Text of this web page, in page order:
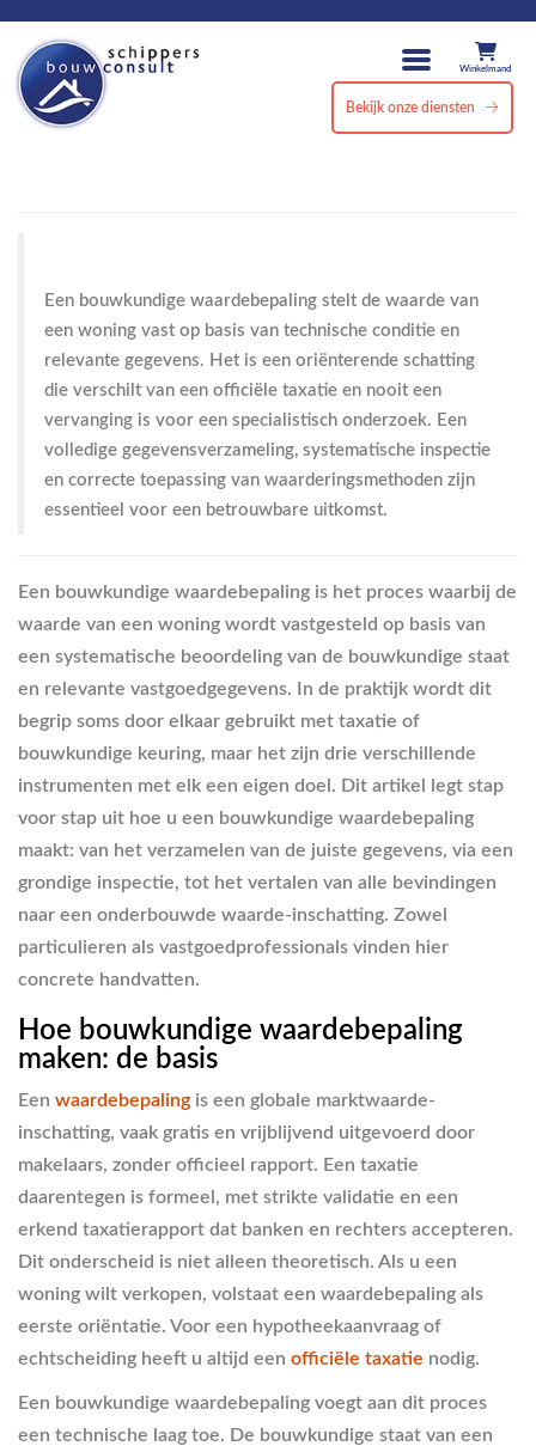
Winkelmand
Bekijk onze diensten
Een bouwkundige waardebepaling stelt de waarde van
een woning vast op basis van technische conditie en
relevante gegevens. Het is een oriënterende schatting
die verschilt van een officiële taxatie en nooit een
vervanging is voor een specialistisch onderzoek. Een
volledige gegevensverzameling, systematische inspectie
en correcte toepassing van waarderingsmethoden zijn
essentieel voor een betrouwbare uitkomst.
Een bouwkundige waardebepaling is het proces waarbij de
waarde van een woning wordt vastgesteld op basis van
een systematische beoordeling van de bouwkundige staat
en relevante vastgoedgegevens. In de praktijk wordt dit
begrip soms door elkaar gebruikt met taxatie of
bouwkundige keuring, maar het zijn drie verschillende
instrumenten met elk een eigen doel. Dit artikel legt stap
voor stap uit hoe u een bouwkundige waardebepaling
maakt: van het verzamelen van de juiste gegevens, via een
grondige inspectie, tot het vertalen van alle bevindingen
naar een onderbouwde waarde-inschatting. Zowel
particulieren als vastgoedprofessionals vinden hier
concrete handvatten.
Hoe bouwkundige waardebepaling
maken: de basis
Een waardebepaling is een globale marktwaarde-
inschatting, vaak gratis en vrijblijvend uitgevoerd door
makelaars, zonder officieel rapport. Een taxatie
daarentegen is formeel, met strikte validatie en een
erkend taxatierapport dat banken en rechters accepteren.
Dit onderscheid is niet alleen theoretisch. Als u een
woning wilt verkopen, volstaat een waardebepaling als
eerste oriëntatie. Voor een hypotheekaanvraag of
echtscheiding heeft u altijd een officiële taxatie nodig.
Een bouwkundige waardebepaling voegt aan dit proces
een technische laag toe. De bouwkundige staat van een